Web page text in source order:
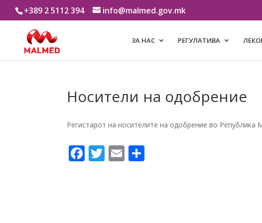
+389 2 5112 394 info@malmed.gov.mk
ЗА НАС РЕГУЛАТИВА
Носители на одобрение
Регистарот на носителите на одобрение во Република
Facebook
Twitter
Email